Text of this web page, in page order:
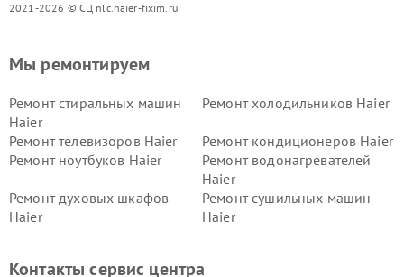
2021-2026 © СЦ nlc.haier-fixim.ru
Мы ремонтируем
Ремонт стиральных машин
Haier
Ремонт холодильников Haier
Ремонт телевизоров Haier
Ремонт кондиционеров Haier
Ремонт ноутбуков Haier
Ремонт водонагревателей
Haier
Ремонт духовых шкафов
Haier
Ремонт сушильных машин
Haier
Ремонт роботов-пылесосов
Ремонт посудомоечных
Контакты сервис центра